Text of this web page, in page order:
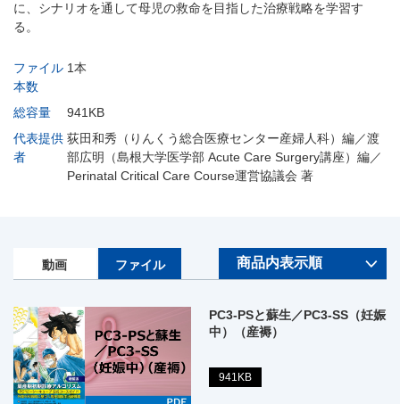
に、シナリオを通して母児の救命を目指した治療戦略を学習す
る。
ファイル
本数
1本
総容量
941KB
代表提供
者
荻田和秀（りんくう総合医療センター産婦人科）編／渡
部広明（島根大学医学部 Acute Care Surgery講座）編／
Perinatal Critical Care Course運営協議会 著
動画 ファイル
PC3-PSと蘇生／PC3-SS（妊娠
中）（産褥）
941KB